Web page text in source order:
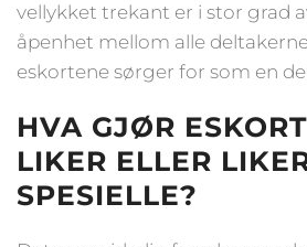
vellykket trekant er i stor grad
åpenhet mellom alle
eskortene sørger for som en
HVA GJØR
LIKER ELLER
SPESIELLE?